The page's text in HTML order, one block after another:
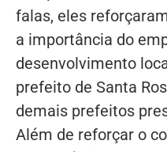
falas, eles
a importância do
desenvolvimento
prefeito de Santa
demais prefeitos
Além de reforçar o